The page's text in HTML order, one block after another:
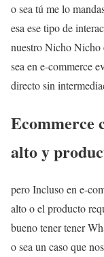
o sea tú me lo
esa ese tipo de
nuestro Nicho Nicho
sea en e-commerce
directo sin
Ecommerce
alto y
pero Incluso en e-
alto o el producto
bueno tener tener
o sea un caso que